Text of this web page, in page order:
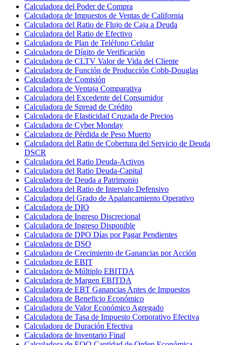
Calculadora del Poder de Compra
Calculadora de Impuestos de Ventas de California
Calculadora del Ratio de Flujo de Caja a Deuda
Calculadora del Ratio de Efectivo
Calculadora de Plan de Teléfono Celular
Calculadora de Dígito de Verificación
Calculadora de CLTV Valor de Vida del Cliente
Calculadora de Función de Producción Cobb-Douglas
Calculadora de Comisión
Calculadora de Ventaja Comparativa
Calculadora del Excedente del Consumidor
Calculadora de Spread de Crédito
Calculadora de Elasticidad Cruzada de Precios
Calculadora de Cyber Monday
Calculadora de Pérdida de Peso Muerto
Calculadora del Ratio de Cobertura del Servicio de Deuda
DSCR
Calculadora del Ratio Deuda-Activos
Calculadora del Ratio Deuda-Capital
Calculadora de Deuda a Patrimonio
Calculadora del Ratio de Intervalo Defensivo
Calculadora del Grado de Apalancamiento Operativo
Calculadora de DIO
Calculadora de Ingreso Discrecional
Calculadora de Ingreso Disponible
Calculadora de DPO Días por Pagar Pendientes
Calculadora de DSO
Calculadora de Crecimiento de Ganancias por Acción
Calculadora de EBIT
Calculadora de Múltiplo EBITDA
Calculadora de Margen EBITDA
Calculadora de EBT Ganancias Antes de Impuestos
Calculadora de Beneficio Económico
Calculadora de Valor Económico Agregado
Calculadora de Tasa de Impuesto Corporativo Efectiva
Calculadora de Duración Efectiva
Calculadora de Inventario Final